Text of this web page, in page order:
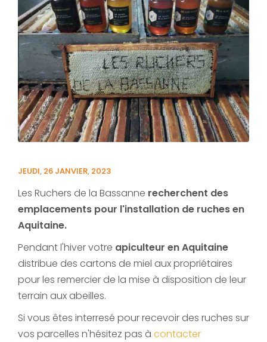
JEUDI, 26 JANVIER, 2023
Les Ruchers de la Bassanne recherchent des
emplacements pour l'installation de ruches en
Aquitaine.
Pendant l'hiver votre apiculteur en Aquitaine
distribue des cartons de miel aux propriétaires
pour les remercier de la mise à disposition de leur
terrain aux abeilles.
Si vous êtes interresé pour recevoir des ruches sur
vos parcelles n'hésitez pas à contacter